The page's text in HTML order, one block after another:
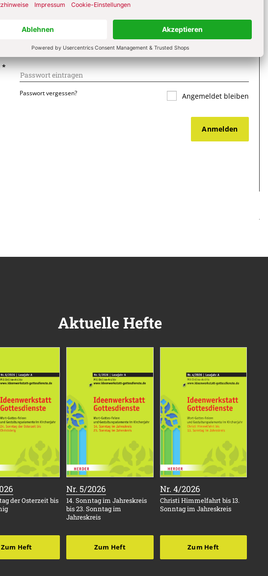
*
Passwort vergessen? Angemeldet bleiben
Anmelden
Aktuelle Hefte
der Osterzeit bis
Zum Heft
Nr. 5/2026
14. Sonntag im Jahreskreis
bis 23. Sonntag im
Jahreskreis
Zum Heft
Nr. 4/2026
Christi Himmelfahrt bis 13.
Sonntag im Jahreskreis
Zum Heft